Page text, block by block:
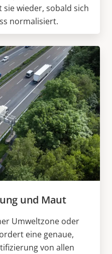
wieder, sobald sich
normalisiert.
und Maut
Umweltzone oder
eine genaue,
von allen